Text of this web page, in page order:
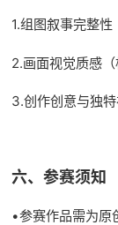
1.组图叙事完整性
2.画面视觉质感（
3.创作创意与独
六、参赛须知
•参赛作品需为原